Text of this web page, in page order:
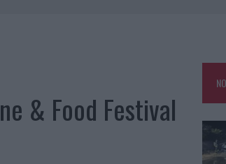
AMICO VIP SVELA COME FA
& Food Festival